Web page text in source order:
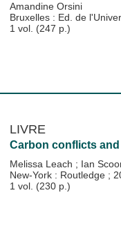
Amandine Orsini
Bruxelles : Ed. de
1 vol. (247 p.)
LIVRE
Carbon conflicts
Melissa Leach ; Ian
New-York : Routledge ;
1 vol. (230 p.)